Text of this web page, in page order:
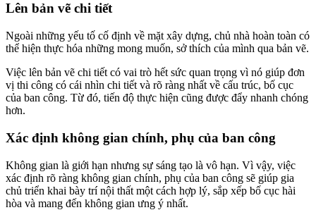
Lên bản vẽ chi tiết
Ngoài những yếu tố cố định về mặt xây dựng, chủ nhà hoàn toàn có
thể hiện thực hóa những mong muốn, sở thích của mình qua bản vẽ.
Việc lên bản vẽ chi tiết có vai trò hết sức quan trọng vì nó giúp đơn
vị thi công có cái nhìn chi tiết và rõ ràng nhất về cấu trúc, bố cục
của ban công. Từ đó, tiến độ thực hiện cũng được đẩy nhanh chóng
hơn.
Xác định không gian chính, phụ của ban công
Không gian là giới hạn nhưng sự sáng tạo là vô hạn. Vì vậy, việc
xác định rõ ràng không gian chính, phụ của ban công sẽ giúp gia
chủ triển khai bày trí nội thất một cách hợp lý, sắp xếp bố cục hài
hòa và mang đến không gian ưng ý nhất.